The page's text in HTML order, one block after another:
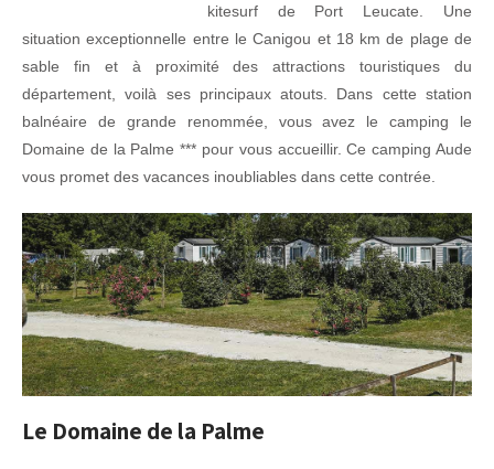
kitesurf de Port Leucate. Une
situation exceptionnelle entre le Canigou et 18 km de plage de
sable fin et à proximité des attractions touristiques du
département, voilà ses principaux atouts. Dans cette station
balnéaire de grande renommée, vous avez le camping le
Domaine de la Palme *** pour vous accueillir. Ce camping Aude
vous promet des vacances inoubliables dans cette contrée.
Le Domaine de la Palme